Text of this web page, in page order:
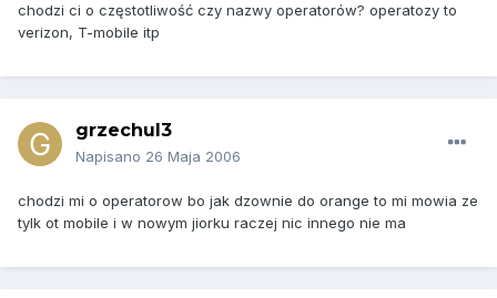
chodzi ci o częstotliwość czy nazwy operatorów? operatozy to
verizon, T-mobile itp
grzechul3
Napisano 26 Maja 2006
chodzi mi o operatorow bo jak dzownie do orange to mi mowia ze
tylk ot mobile i w nowym jiorku raczej nic innego nie ma